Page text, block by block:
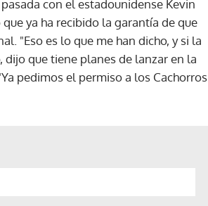
con el estadounidense Kevin
ya ha recibido la garantía de que
"Eso es lo que me han dicho, y si la
que tiene planes de lanzar en la
pedimos el permiso a los Cachorros